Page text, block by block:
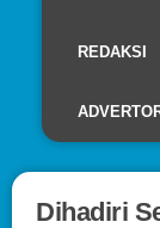
REDAKSI
Dihadiri